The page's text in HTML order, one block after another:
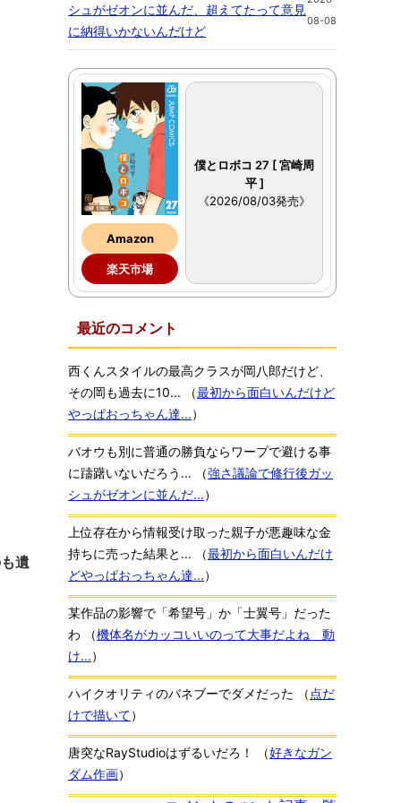
遺
シュがゼオンに並んだ、超えてたって意見
に納得いかないんだけど
08-08
Amazon
楽天市場
僕とロボコ 27 [ 宮崎周
平 ]
《2026/08/03発売》
最近のコメント
西くんスタイルの最高クラスが岡八郎だけど、
その岡も過去に10...
（最初から面白いんだけど
やっぱおっちゃん達...）
バオウも別に普通の勝負ならワープで避ける事
に躊躇いないだろう...
（強さ議論で修行後ガッ
シュがゼオンに並んだ...）
上位存在から情報受け取った親子が悪趣味な金
持ちに売った結果と...
（最初から面白いんだけ
どやっぱおっちゃん達...）
某作品の影響で「希望号」か「士翼号」だった
わ
（機体名がカッコいいのって大事だよね 動
け...）
ハイクオリティのバネブーでダメだった （ 点だ
けで描いて）
唐突なRayStudioはずるいだろ！ （好きなガン
ダム作画）